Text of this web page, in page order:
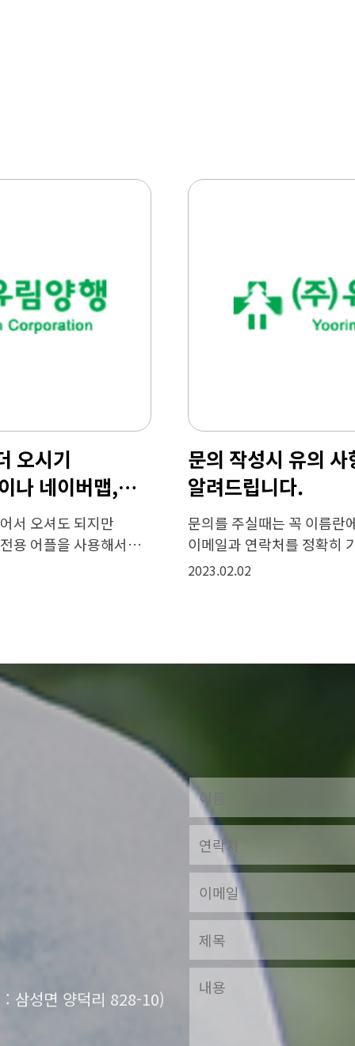
회사 찾아오실 때 좀 더 오시기
편하시려면 카카오맵이나 네이버맵,
구글맵을 이용해주세요.
회사 주소를 네비게이션에 찍어서 오셔도 되지만
카카오맵이나 구글맵과 같은 전용 어플을 사용해서
오시면 좀 더 편리하고 간편하게 찾아오실 수 있습니다.
삼성면 양덕리 828-10)